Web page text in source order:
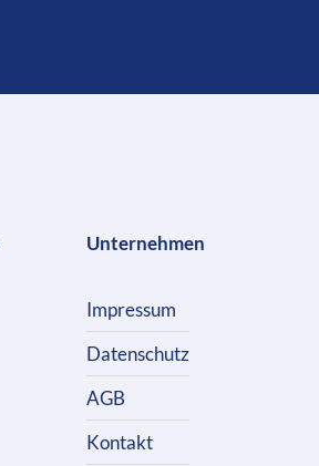
Unternehmen
Impressum
Datenschutz
AGB
Kontakt